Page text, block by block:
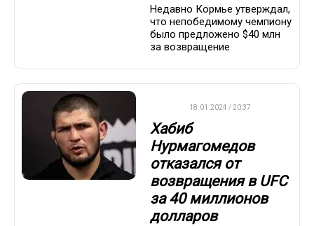
Недавно Кормье утверждал,
что непобедимому чемпиону
было предложено $40 млн
за возвращение
18.01.2024 / 20:37
Хабиб
Нурмагомедов
отказался от
возвращения в UFC
за 40 миллионов
долларов